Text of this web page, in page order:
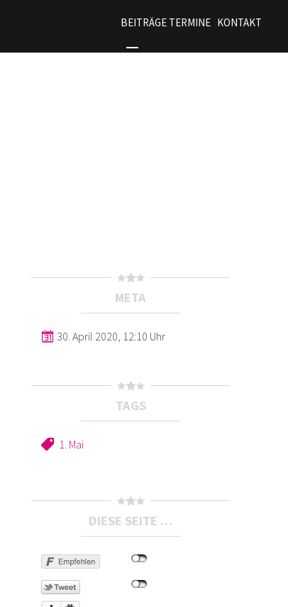
BEITRÄGE TERMINE KONTAKT
META
30. April 2020, 12:10 Uhr
TAGS
1. Mai
DIESE SEITE …